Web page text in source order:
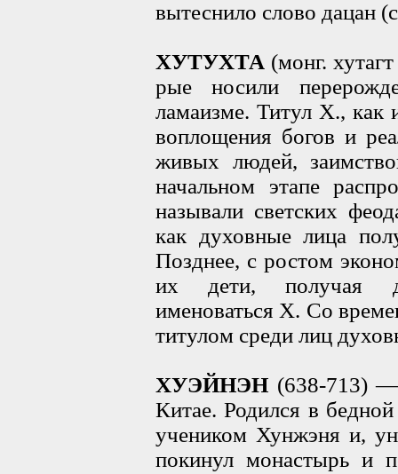
вытеснило слово дацан
ХУТУХТА (монг.
рые носили
ламаизме. Титул X., как
воплощения богов и
живых людей,
начальном этапе
называли светских
как духовные лица
Позднее, с ростом
их дети, получая
именоваться X. Со
титулом среди лиц
ХУЭЙНЭН (638-713)
Китае. Родился в
учеником Хунжэня и,
покинул монастырь и